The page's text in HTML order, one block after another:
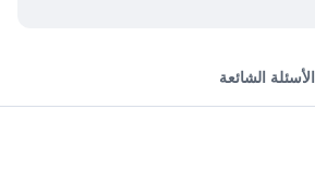
الأسئلة الشائعة